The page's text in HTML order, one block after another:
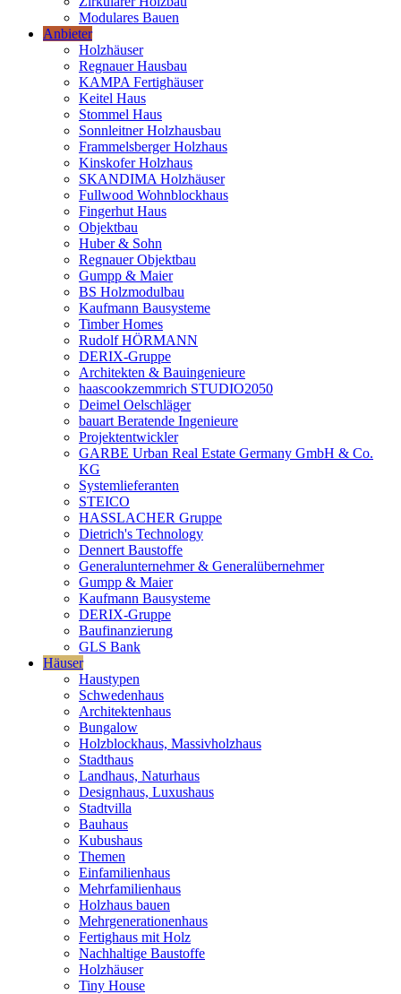
Modulares Bauen
Anbieter
Holzhäuser
Regnauer Hausbau
KAMPA Fertighäuser
Keitel Haus
Stommel Haus
Sonnleitner Holzhausbau
Frammelsberger Holzhaus
Kinskofer Holzhaus
SKANDIMA Holzhäuser
Fullwood Wohnblockhaus
Fingerhut Haus
Objektbau
Huber & Sohn
Regnauer Objektbau
Gumpp & Maier
BS Holzmodulbau
Kaufmann Bausysteme
Timber Homes
Rudolf HÖRMANN
DERIX-Gruppe
Architekten & Bauingenieure
haascookzemmrich STUDIO2050
Deimel Oelschläger
bauart Beratende Ingenieure
Projektentwickler
GARBE Urban Real Estate Germany GmbH & Co.
KG
Systemlieferanten
STEICO
HASSLACHER Gruppe
Dietrich's Technology
Dennert Baustoffe
Generalunternehmer & Generalübernehmer
Gumpp & Maier
Kaufmann Bausysteme
DERIX-Gruppe
Baufinanzierung
GLS Bank
Häuser
Haustypen
Schwedenhaus
Architektenhaus
Bungalow
Holzblockhaus, Massivholzhaus
Stadthaus
Landhaus, Naturhaus
Designhaus, Luxushaus
Stadtvilla
Bauhaus
Kubushaus
Themen
Einfamilienhaus
Mehrfamilienhaus
Holzhaus bauen
Mehrgenerationenhaus
Fertighaus mit Holz
Nachhaltige Baustoffe
Holzhäuser
Tiny House